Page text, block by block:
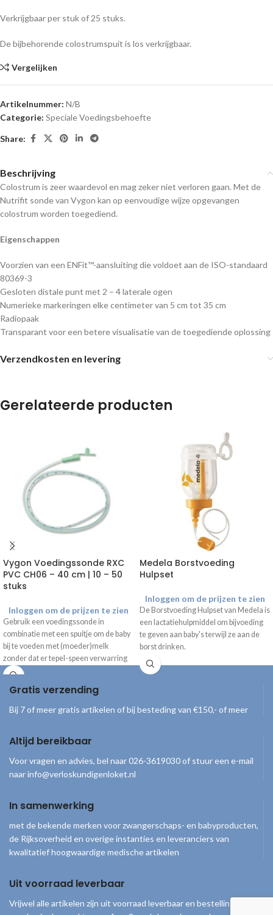
Verkrijgbaar per stuk of 25 stuks.
De bijbehorende colostrumspuit is los verkrijgbaar.
Vergelijken
Artikelnummer: N/B
Categorie: Speciale Voedingsbehoefte
Share:
Beschrijving
Colostrum is zeer waardevol en mag zeker niet verloren gaan. Met de
Nutrifit sonde van Vygon kan op eenvoudige wijze opgevangen
colostrum worden toegediend.
Eigenschappen
Voorzien van een ENFit™-aansluiting die voldoet aan de ISO-standaard
80369-3
Gesloten distale punt met 2 – 4 laterale ogen
Numerieke markeringen elke centimeter van 5 cm tot 35 cm
Radiopaak
Transparant voor een betere visualisatie van de toegediende oplossing
Verzendkosten en levering
Gerelateerde producten
Vygon Voedingssonde RXC
PVC CH06 – 40 cm | 10 – 50
stuks
Inloggen om de prijzen te zien
Gebruik een voedingssonde in
combinatie met een spuitje om de baby
bij te voeden met (moeder)melk
zonder dat er tepel-speen verwarring
ontstaat.
Medela Borstvoeding
Hulpset
Inloggen om de prijzen te zien
De Borstvoeding Hulpset van Medela is
een lactatiehulpmiddel om bijvoeding
te geven aan baby's terwijl ze aan de
borst drinken.
Gratis verzending
Bij 7 of meer gratis artikelen of bij besteding van €150,- of meer
Altijd bereikbaar
Voor vragen en advies, bel naar 026-3619030 of stuur een e-mail
naar info@verloskundigenloket.nl
In samenwerking
met de bekende merken voor zwangerschaps- en babyproducten,
de Rijksoverheid en overige instanties en leveranciers van
kwalitatief hoogwaardige medische artikelen
Uit voorraad leverbaar
Vrijwel alle artikelen zijn uit voorraad leverbaar en bestellingen